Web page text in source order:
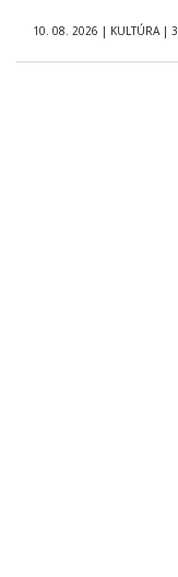
10. 08. 2026 | KULTÚRA |